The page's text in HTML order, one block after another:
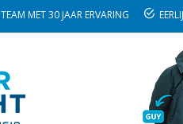
TEAM MET 30 JAAR ERVARING